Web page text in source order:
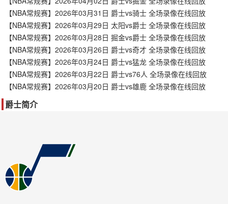
【NBA常规赛】2026年03月31日 爵士vs骑士 全场录像在线回放
【NBA常规赛】2026年03月29日 太阳vs爵士 全场录像在线回放
【NBA常规赛】2026年03月28日 掘金vs爵士 全场录像在线回放
【NBA常规赛】2026年03月26日 爵士vs奇才 全场录像在线回放
【NBA常规赛】2026年03月24日 爵士vs猛龙 全场录像在线回放
【NBA常规赛】2026年03月22日 爵士vs76人 全场录像在线回放
【NBA常规赛】2026年03月20日 爵士vs雄鹿 全场录像在线回放
爵士简介